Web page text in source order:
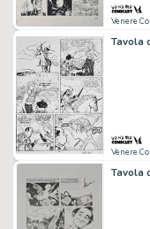
Venere
Venere